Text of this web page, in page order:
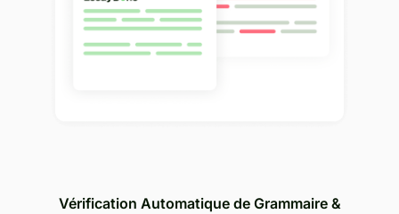
Vérification Automatique de Grammaire &